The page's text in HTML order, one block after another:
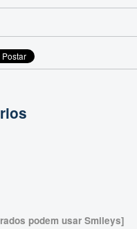
podem usar Smileys]